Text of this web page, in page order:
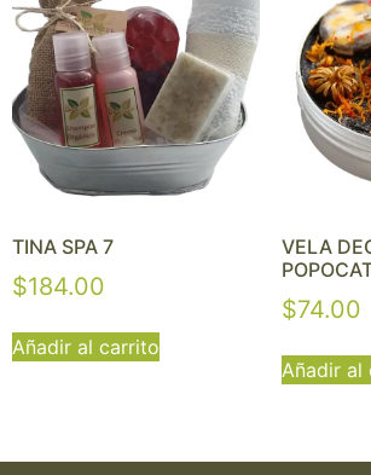
TINA SPA 7
$184.00
Añadir al carrito
VELA
$74.00
Añadir al